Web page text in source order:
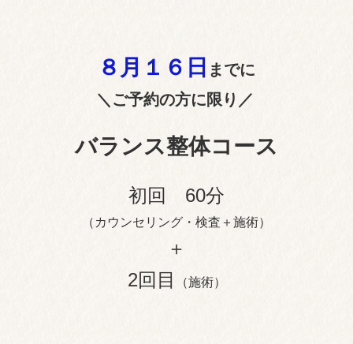
８月１６ 日 までに
＼ご予約の方に限り／
バランス整体コース
初回 60分
（カウンセリング・検査＋施術）
＋
2回目
（施術）